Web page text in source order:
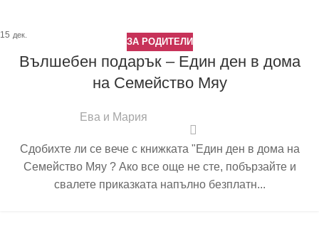
15 дек.
ЗА РОДИТЕЛИ
Вълшебен подарък – Един ден в дома
на Семейство Мяу
Ева и Мария
Сдобихте ли се вече с книжката "Един ден в дома на
Семейство Мяу ? Ако все още не сте, побързайте и
свалете приказката напълно безплатн...